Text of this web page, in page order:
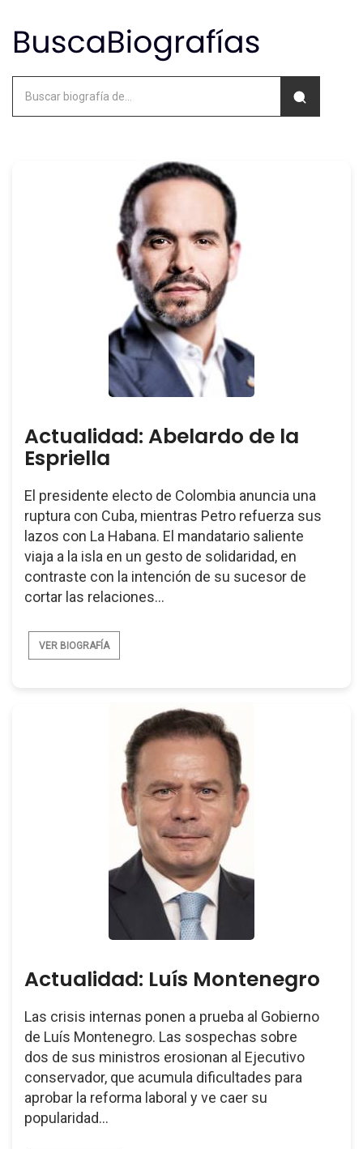
Actualidad: Abelardo de la
Espriella
El presidente electo de Colombia anuncia una
ruptura con Cuba, mientras Petro refuerza sus
lazos con La Habana. El mandatario saliente
viaja a la isla en un gesto de solidaridad, en
contraste con la intención de su sucesor de
cortar las relaciones...
VER BIOGRAFÍA
Actualidad: Luís Montenegro
Las crisis internas ponen a prueba al Gobierno
de Luís Montenegro. Las sospechas sobre
dos de sus ministros erosionan al Ejecutivo
conservador, que acumula dificultades para
aprobar la reforma laboral y ve caer su
popularidad...